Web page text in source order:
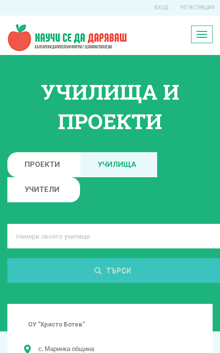
ВХОД РЕГИСТРАЦИЯ
УЧИЛИЩА И
ПРОЕКТИ
ПРОЕКТИ УЧИЛИЩА
УЧИТЕЛИ
ТЪРСИ
ОУ “Христо Ботев”
с. Маринка община